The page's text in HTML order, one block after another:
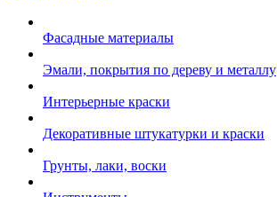
Фасадные материалы
Эмали, покрытия по дереву и металлу
Интерьерные краски
Декоративные штукатурки и краски
Грунты, лаки, воски